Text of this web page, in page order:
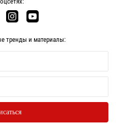
тренды и материалы: